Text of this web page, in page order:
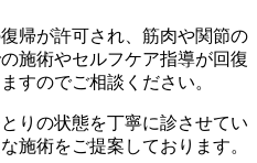
帰が許可され、筋肉や関節の
施術やセルフケア指導が回復
すのでご相談ください。
りの状態を丁寧に診させてい
施術をご提案しております。